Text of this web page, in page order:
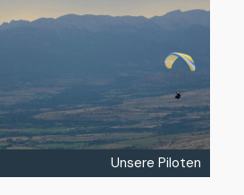
Unsere Piloten